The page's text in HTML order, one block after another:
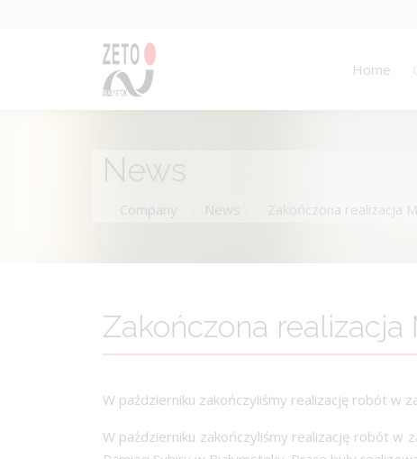
Home
News
Company News Zakończona realizacja
Zakończona
W październiku zakończyliśmy realizację robót w
W październiku zakończyliśmy realizację robót w